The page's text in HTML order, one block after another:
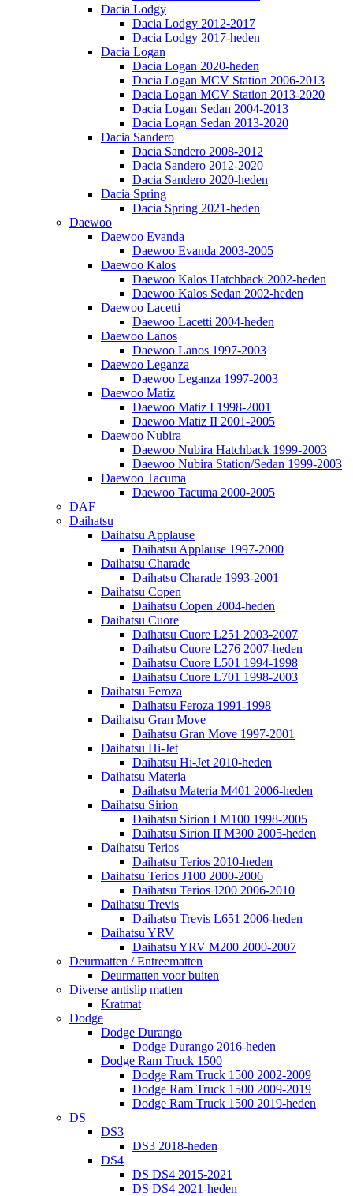
Dacia Lodgy
Dacia Lodgy 2012-2017
Dacia Lodgy 2017-heden
Dacia Logan
Dacia Logan 2020-heden
Dacia Logan MCV Station 2006-2013
Dacia Logan MCV Station 2013-2020
Dacia Logan Sedan 2004-2013
Dacia Logan Sedan 2013-2020
Dacia Sandero
Dacia Sandero 2008-2012
Dacia Sandero 2012-2020
Dacia Sandero 2020-heden
Dacia Spring
Dacia Spring 2021-heden
Daewoo
Daewoo Evanda
Daewoo Evanda 2003-2005
Daewoo Kalos
Daewoo Kalos Hatchback 2002-heden
Daewoo Kalos Sedan 2002-heden
Daewoo Lacetti
Daewoo Lacetti 2004-heden
Daewoo Lanos
Daewoo Lanos 1997-2003
Daewoo Leganza
Daewoo Leganza 1997-2003
Daewoo Matiz
Daewoo Matiz I 1998-2001
Daewoo Matiz II 2001-2005
Daewoo Nubira
Daewoo Nubira Hatchback 1999-2003
Daewoo Nubira Station/Sedan 1999-2003
Daewoo Tacuma
Daewoo Tacuma 2000-2005
DAF
Daihatsu
Daihatsu Applause
Daihatsu Applause 1997-2000
Daihatsu Charade
Daihatsu Charade 1993-2001
Daihatsu Copen
Daihatsu Copen 2004-heden
Daihatsu Cuore
Daihatsu Cuore L251 2003-2007
Daihatsu Cuore L276 2007-heden
Daihatsu Cuore L501 1994-1998
Daihatsu Cuore L701 1998-2003
Daihatsu Feroza
Daihatsu Feroza 1991-1998
Daihatsu Gran Move
Daihatsu Gran Move 1997-2001
Daihatsu Hi-Jet
Daihatsu Hi-Jet 2010-heden
Daihatsu Materia
Daihatsu Materia M401 2006-heden
Daihatsu Sirion
Daihatsu Sirion I M100 1998-2005
Daihatsu Sirion II M300 2005-heden
Daihatsu Terios
Daihatsu Terios 2010-heden
Daihatsu Terios J100 2000-2006
Daihatsu Terios J200 2006-2010
Daihatsu Trevis
Daihatsu Trevis L651 2006-heden
Daihatsu YRV
Daihatsu YRV M200 2000-2007
Deurmatten / Entreematten
Deurmatten voor buiten
Diverse antislip matten
Kratmat
Dodge
Dodge Durango
Dodge Durango 2016-heden
Dodge Ram Truck 1500
Dodge Ram Truck 1500 2002-2009
Dodge Ram Truck 1500 2009-2019
Dodge Ram Truck 1500 2019-heden
DS
DS3
DS3 2018-heden
DS4
DS DS4 2015-2021
DS DS4 2021-heden